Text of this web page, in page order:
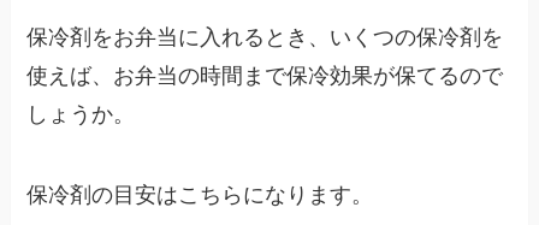
保冷剤をお弁当に入れるとき、いくつの保冷剤を
使えば、お弁当の時間まで保冷効果が保てるので
しょうか。
保冷剤の目安はこちらになります。